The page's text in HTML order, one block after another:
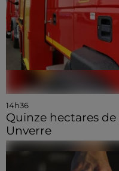
14h36
Quinze hectares
Unverre